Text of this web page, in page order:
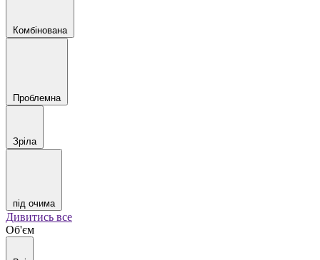
Комбінована
Проблемна
Зріла
під очима
Дивитись все
Об'єм